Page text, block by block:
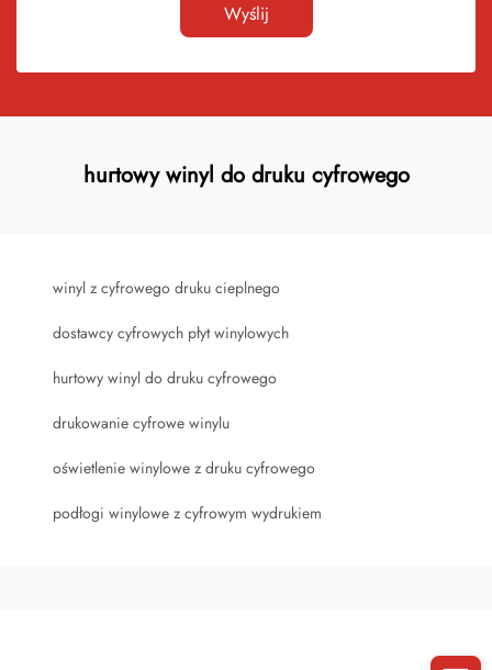
Wyślij
hurtowy winyl do druku cyfrowego
winyl z cyfrowego druku cieplnego
dostawcy cyfrowych płyt winylowych
hurtowy winyl do druku cyfrowego
drukowanie cyfrowe winylu
oświetlenie winylowe z druku cyfrowego
podłogi winylowe z cyfrowym wydrukiem